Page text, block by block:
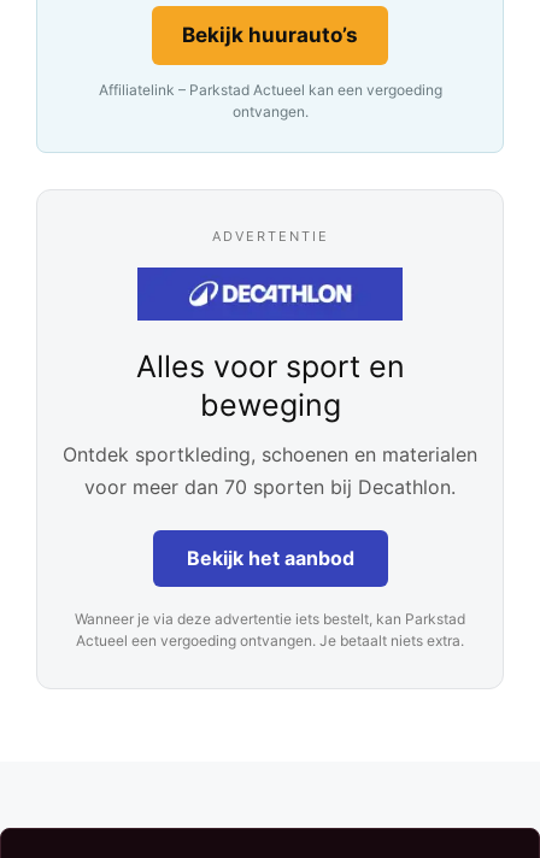
Bekijk huurauto’s
Affiliatelink – Parkstad Actueel kan een vergoeding
ontvangen.
ADVERTENTIE
Alles voor sport en
beweging
Ontdek sportkleding, schoenen en materialen
voor meer dan 70 sporten bij Decathlon.
Bekijk het aanbod
Wanneer je via deze advertentie iets bestelt, kan Parkstad
Actueel een vergoeding ontvangen. Je betaalt niets extra.